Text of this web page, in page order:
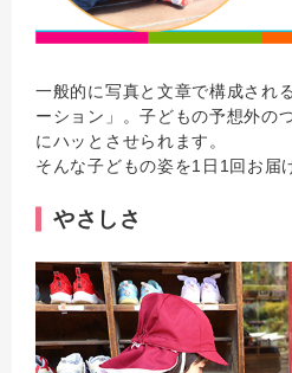
一般的に写真と文章で構成され
ーション」。子どもの予想外の
にハッとさせられます。
そんな子どもの姿を1日1回お届
やさしさ